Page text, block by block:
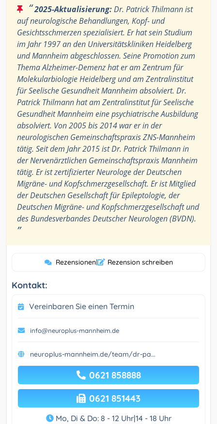
“2025-Aktualisierung:Dr. Patrick Thilmann ist
auf neurologische Behandlungen, Kopf- und
Gesichtsschmerzen spezialisiert. Er hat sein Studium
im Jahr 1997 an den Universitätskliniken Heidelberg
und Mannheim abgeschlossen. Seine Promotion zum
Thema Alzheimer-Demenz hat er am Zentrum für
Molekularbiologie Heidelberg und am Zentralinstitut
für Seelische Gesundheit Mannheim absolviert. Dr.
Patrick Thilmann hat am Zentralinstitut für Seelische
Gesundheit Mannheim eine psychiatrische Ausbildung
absolviert. Von 2005 bis 2014 war er in der
neurologischen Gemeinschaftspraxis ZNS-Mannheim
tätig. Seit dem Jahr 2015 ist Dr. Patrick Thilmann in
der Nervenärztlichen Gemeinschaftspraxis Mannheim
tätig. Er ist zertifizierter Neurologe der Deutschen
Migräne- und Kopfschmerzgesellschaft. Er ist Mitglied
der Deutschen Gesellschaft für Epileptologie, der
Deutschen Migräne- und Kopfschmerzgesellschaft und
des Bundesverbandes Deutscher Neurologen (BVDN).
”
Rezensionen| Rezension schreiben
Kontakt:
Vereinbaren Sie einen Termin
info@neuroplus-mannheim.de
neuroplus-mannheim.de/team/dr-pa...
0621 858888
0621 851443
Mo, Di & Do: 8 - 12 Uhr|14 - 18 Uhr